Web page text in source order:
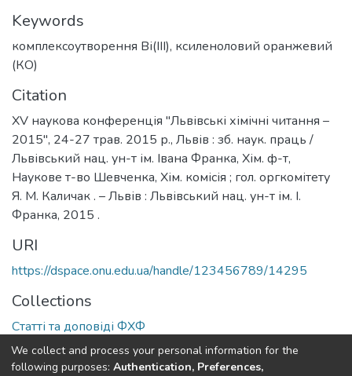
Keywords
комплексоутворення Ві(ІІІ), ксиленоловий оранжевий
(КО)
Citation
ХV наукова конференція "Львівські хімічні читання –
2015", 24-27 трав. 2015 р., Львів : зб. наук. праць /
Львівський нац. ун-т ім. Івана Франка, Хім. ф-т,
Наукове т-во Шевченка, Хім. комісія ; гол. оргкомітету
Я. М. Каличак . – Львів : Львівський нац. ун-т ім. І.
Франка, 2015 .
URI
https://dspace.onu.edu.ua/handle/123456789/14295
Collections
Статті та доповіді ФХФ
Full item page
We collect and process your personal information for the
following purposes: Authentication, Preferences,